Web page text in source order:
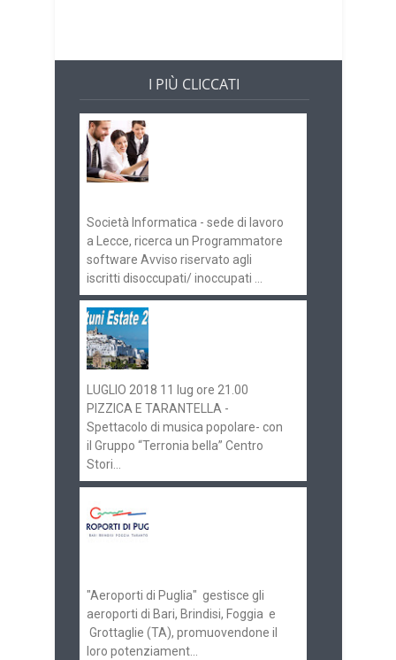
I PIÙ CLICCATI
Società Informatica - sede di lavoro
a Lecce, ricerca un Programmatore
software Avviso riservato agli
iscritti disoccupati/ inoccupati ...
LUGLIO 2018 11 lug ore 21.00
PIZZICA E TARANTELLA -
Spettacolo di musica popolare- con
il Gruppo “Terronia bella” Centro
Stori...
"Aeroporti di Puglia" gestisce gli
aeroporti di Bari, Brindisi, Foggia e
Grottaglie (TA), promuovendone il
loro potenziament...